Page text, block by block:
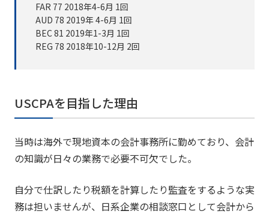
FAR 77 2018年4-6月 1回
AUD 78 2019年 4-6月 1回
BEC 81 2019年1-3月 1回
REG 78 2018年10-12月 2回
USCPAを目指した理由
当時は海外で現地資本の会計事務所に勤めており、会計
の知識が日々の業務で必要不可欠でした。
自分で仕訳したり税額を計算したり監査をするような実
務は担いませんが、日系企業の相談窓口として会計から